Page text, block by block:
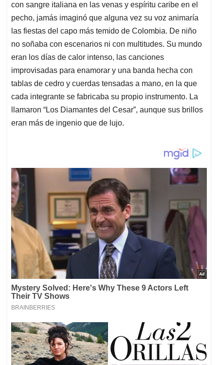
con sangre italiana en las venas y espíritu caribe en el
pecho, jamás imaginó que alguna vez su voz animaría
las fiestas del capo más temido de Colombia. De niño
no soñaba con escenarios ni con multitudes. Su mundo
eran los días de calor intenso, las canciones
improvisadas para enamorar y una banda hecha con
tablas de cedro y cuerdas tensadas a mano, en la que
cada integrante se fabricaba su propio instrumento. La
llamaron “Los Diamantes del Cesar”, aunque sus brillos
eran más de ingenio que de lujo.